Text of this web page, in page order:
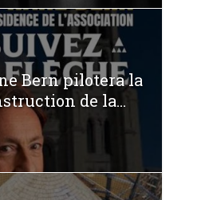
Bern pilotera la
de la...